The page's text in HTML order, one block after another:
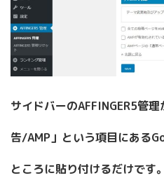
サイドバーのAFFINGER5管
告/AMP」という項目にある
ところに貼り付けるだけです。